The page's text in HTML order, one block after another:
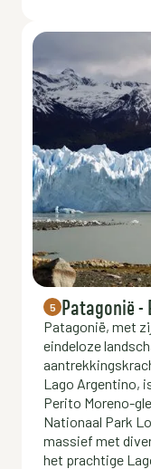
5 Patagonië -
Patagonië, met
eindeloze
Lago Argentino,
Perito Moreno-
Nationaal Park
massief met
het prachtige